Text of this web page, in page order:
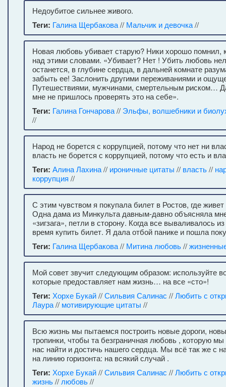
Недоубитое сильнее живого.
Теги: Галина Щербакова// Мальчик и девочка//
Новая любовь убивает старую? Ники хорошо помнил,
над этими словами. «Убивает? Нет ! Убить любовь
останется, в глубине сердца, в дальней комнате
забыть ее! Заслонить другими переживаниями и
Путешествиями, мужчинами, смертельным риском…
мне не пришлось проверять это на себе».
Теги: Галина Гончарова// Эльфы, волшебники и
//
Народ не борется с коррупцией, потому что нет ни
власть не борется с коррупцией, потому что есть и
Теги: Алина Лахина// ироничные цитаты // власть//
коррупция //
С этим чувством я покупала билет в Ростов, где
Одна дама из Минкульта давным-давно объясняла
«зигзага», петли в сторону. Когда все вываливалось
время купить билет. Я дала отбой панике и пошла
Теги: Галина Щербакова// Митина любовь//
Мой совет звучит следующим образом: используйте
которые предоставляет нам жизнь… на все «сто»!
Теги: Хорхе Букай//Сильвия Салинас //Любить с
Лаура// мотивирующие цитаты //
Всю жизнь мы пытаемся построить новые дороги,
тропинки, чтобы та безграничная любовь , которую
нас найти и достичь нашего сердца. Мы всё так же с
на линию горизонта: на всякий случай .
Теги: Хорхе Букай//Сильвия Салинас //Любить с
жизнь// любовь//